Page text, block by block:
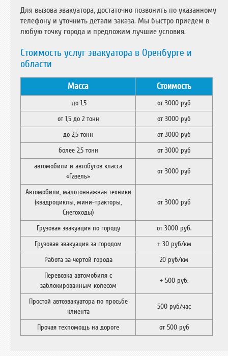
Для вызова эвакуатора, достаточно позвонить по указанному
телефону и уточнить детали заказа. Мы быстро приедем в
любую точку города и предложим лучшие условия.
Стоимость услуг эвакуатора в Оренбурге и
области
Масса Стоимость
до 1,5
от 3000 руб
от 1,5 до 2 тонн
от 3000 руб
до 2,5 тонн
от 3000 руб
более 2,5 тонн
от 3000 руб
автомобили и автобусов класса
«Газель»
от 3000 руб
Автомобили, малотоннажная техники
(квадроциклы, мини-тракторы,
Снегоходы)
от 3000 руб
Грузовая эвакуация по городу
от 3000 руб.
Грузовая эвакуация за городом
+ 30 руб/км
Работа за чертой города
20 руб/км
Перевозка автомобиля с
заблокированным колесом
+ 500 руб.
Простой автоэвакуатора по просьбе
клиента
500 руб/час
Прочая техпомощь на дороге от 500 руб